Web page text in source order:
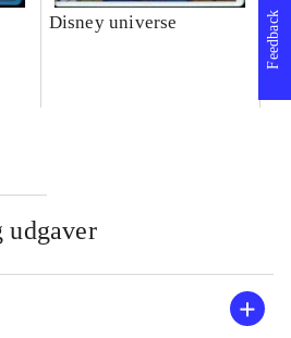
Disney universe
udgaver
Feedback